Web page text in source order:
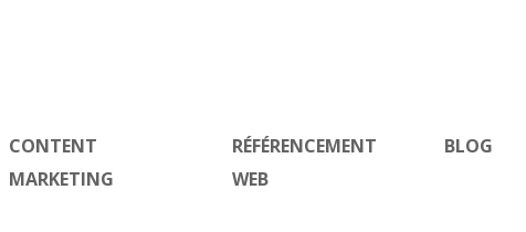
CONTENT
MARKETING
RÉFÉRENCEMENT
WEB
BLOG